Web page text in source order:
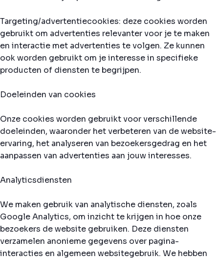
Targeting/advertentiecookies: deze cookies worden
gebruikt om advertenties relevanter voor je te maken
en interactie met advertenties te volgen. Ze kunnen
ook worden gebruikt om je interesse in specifieke
producten of diensten te begrijpen.
Doeleinden van cookies
Onze cookies worden gebruikt voor verschillende
doeleinden, waaronder het verbeteren van de website-
ervaring, het analyseren van bezoekersgedrag en het
aanpassen van advertenties aan jouw interesses.
Analyticsdiensten
We maken gebruik van analytische diensten, zoals
Google Analytics, om inzicht te krijgen in hoe onze
bezoekers de website gebruiken. Deze diensten
verzamelen anonieme gegevens over pagina-
interacties en algemeen websitegebruik. We hebben